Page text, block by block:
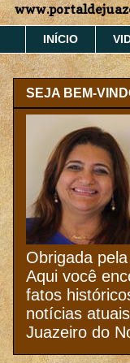
INÍCIO
SEJA BEM-
Obrigada
Aqui você
fatos
notícias
Juazeiro do